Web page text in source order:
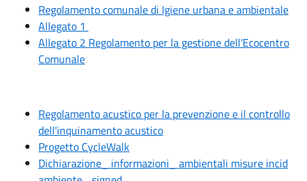
Regolamento comunale di Igiene urbana e ambientale
Allegato 1
Allegato 2 Regolamento per la gestione dell’Ecocentro
Comunale
Regolamento acustico per la prevenzione e il controllo
dell'inquinamento acustico
Progetto CycleWalk
Dichiarazione_ informazioni_ ambientali misure incid